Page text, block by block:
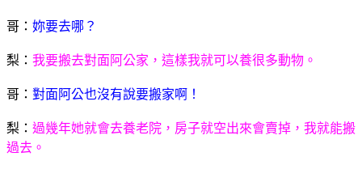
哥： 妳要去哪？
梨： 我要搬去對面阿公家，這樣我就可以養很多動物。
哥： 對面阿公也沒有說要搬家啊！
梨： 過幾年她就會去養老院，房子就空出來會賣掉，我就能搬
過去。